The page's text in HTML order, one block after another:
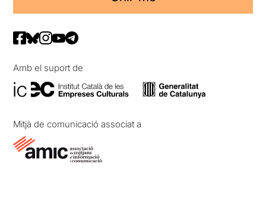
Amb el suport de
Mitjà de comunicació associat a